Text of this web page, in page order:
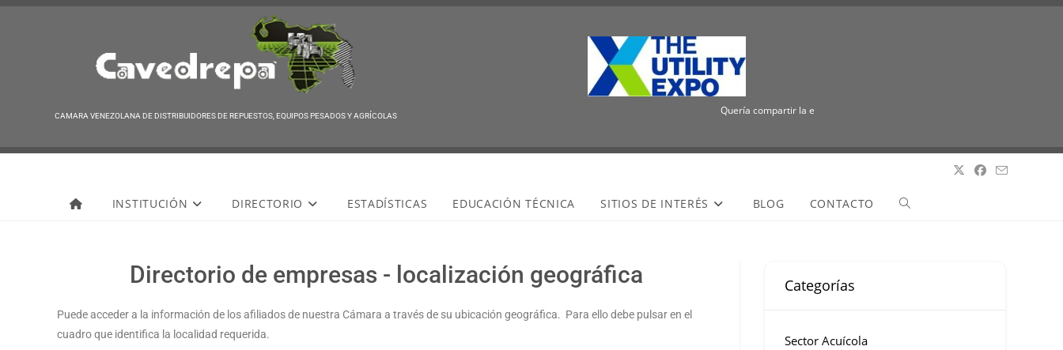
CAMARA VENEZOLANA DE DISTRIBUIDORES DE REPUESTOS, EQUIPOS PESADOS Y AGRÍCOLAS Quería compartir la emocionante noticia de que ICUEE tiene un nuevo
INSTITUCIÓN DIRECTORIO ESTADÍSTICAS EDUCACIÓN TÉCNICA SITIOS DE INTERÉS BLOG CONTACTO
Directorio de empresas - localización geográfica
Puede acceder a la información de los afiliados de nuestra Cámara a través de su ubicación geográfica. Para ello debe pulsar en el
cuadro que identifica la localidad requerida.
Categorías
Sector Acuícola